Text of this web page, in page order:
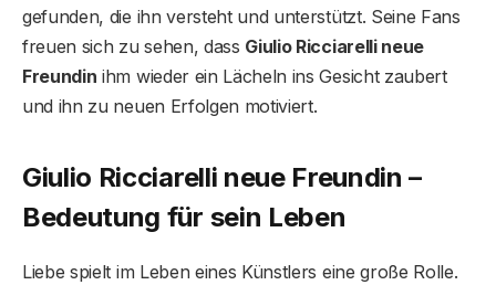
gefunden, die ihn versteht und unterstützt. Seine Fans
freuen sich zu sehen, dass Giulio Ricciarelli neue
Freundin ihm wieder ein Lächeln ins Gesicht zaubert
und ihn zu neuen Erfolgen motiviert.
Giulio Ricciarelli neue Freundin –
Bedeutung für sein Leben
Liebe spielt im Leben eines Künstlers eine große Rolle.